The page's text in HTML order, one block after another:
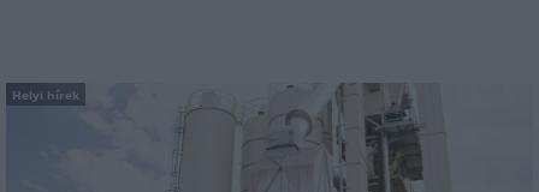
Helyi hírek